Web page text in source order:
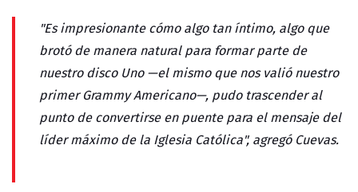
"Es impresionante cómo algo tan íntimo, algo que
brotó de manera natural para formar parte de
nuestro disco Uno —el mismo que nos valió nuestro
primer Grammy Americano—, pudo trascender al
punto de convertirse en puente para el mensaje del
líder máximo de la Iglesia Católica", agregó Cuevas.